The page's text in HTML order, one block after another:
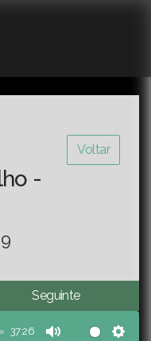
Voltar
-
Seguinte
37:26